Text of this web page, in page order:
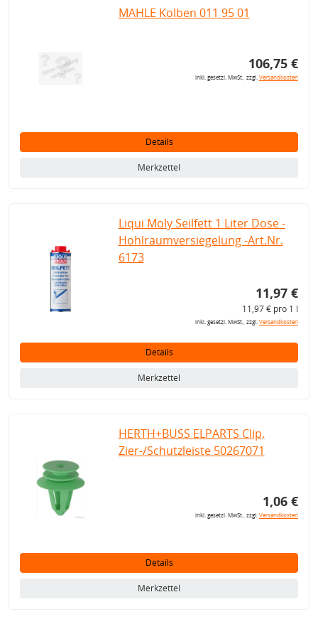
MAHLE Kolben 011 95 01
106,75 €
inkl. gesetzl. MwSt., zzgl.Versandkosten
Details
Merkzettel
Liqui Moly Seilfett 1 Liter Dose -
Hohlraumversiegelung -Art.Nr.
6173
11,97 €
11,97 € pro 1 l
inkl. gesetzl. MwSt., zzgl.Versandkosten
Details
Merkzettel
HERTH+BUSS ELPARTS Clip,
Zier-/Schutzleiste 50267071
1,06 €
inkl. gesetzl. MwSt., zzgl.Versandkosten
Details
Merkzettel